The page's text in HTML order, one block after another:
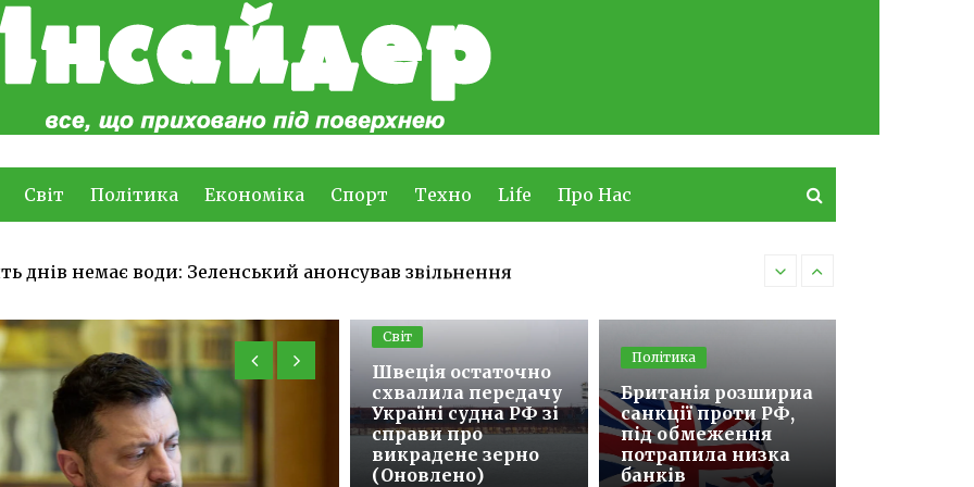
Світ Політика Економіка Спорт Техно Life Про Нас
днів немає води: Зеленський анонсував звільнення Підтримка
Світ
Швеція остаточно
схвалила передачу
Україні судна РФ зі
справи про
викрадене зерно
(Оновлено)
Політика
Британія розшириа
санкції проти РФ,
під обмеження
потрапила низка
банків